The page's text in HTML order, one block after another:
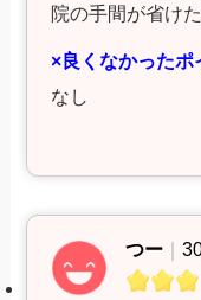
院の手間が省け
×良くなかったポ
なし
つー ｜